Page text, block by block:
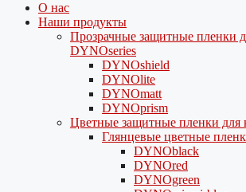
О нас
Наши продукты
Прозрачные защитные пленки
DYNOseries
DYNOshield
DYNOlite
DYNOmatt
DYNOprism
Цветные защитные пленки для
Глянцевые цветные
DYNOblack
DYNOred
DYNOgreen